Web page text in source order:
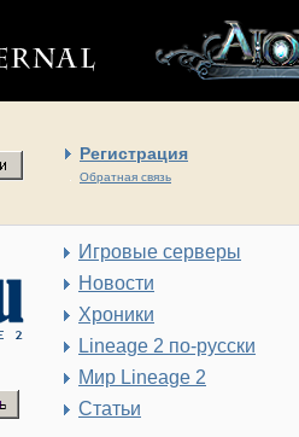
Регистрация
Обратная связь
Игровые серверы
Новости
Хроники
Lineage 2 по-русски
Мир Lineage 2
Статьи